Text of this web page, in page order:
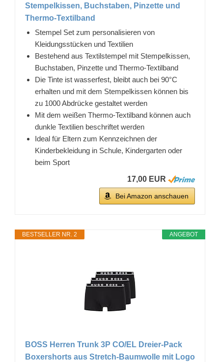
Stempelkissen, Buchstaben, Pinzette und
Thermo-Textilband
Stempel Set zum personalisieren von
Kleidungsstücken und Textilien
Bestehend aus Textilstempel mit Stempelkissen,
Buchstaben, Pinzette und Thermo-Textilband
Die Tinte ist wasserfest, bleibt auch bei 90°C
erhalten und mit dem Stempelkissen können bis
zu 1000 Abdrücke gestaltet werden
Mit dem weißen Thermo-Textilband können auch
dunkle Textilien beschriftet werden
Ideal für Eltern zum Kennzeichnen der
Kinderbekleidung in Schule, Kindergarten oder
beim Sport
17,00 EUR
Bei Amazon anschauen
ANGEBOT
BESTSELLER NR. 2
BOSS Herren Trunk 3P CO/EL Dreier-Pack
Boxershorts aus Stretch-Baumwolle mit Logo